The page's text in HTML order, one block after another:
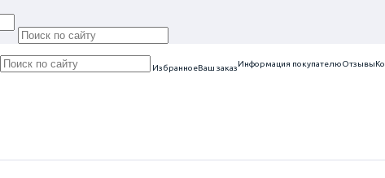
ИзбранноеВаш заказИнформация покупателюОтзывы